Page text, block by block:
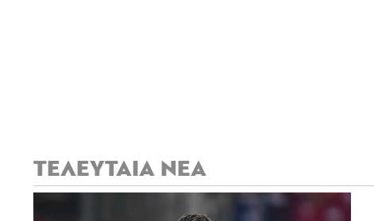
ΤΕΛΕΥΤΑΙΑ ΝΕΑ